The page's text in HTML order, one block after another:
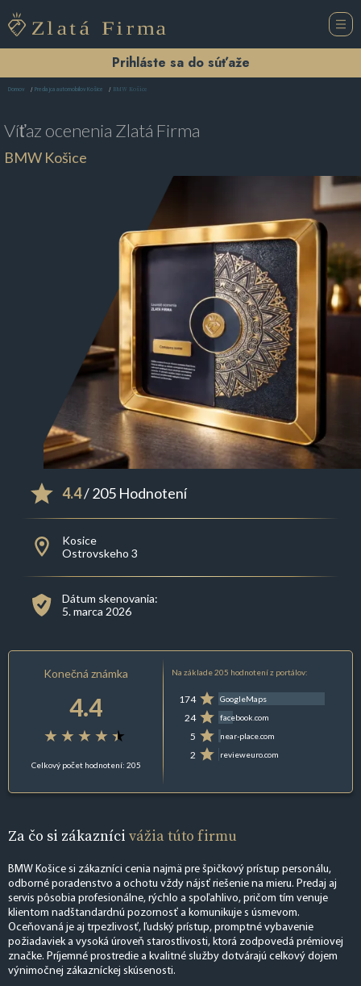
Prihláste sa do súťaže
Domov Predajca automobilov Košice BMW Košice
Víťaz ocenenia Zlatá Firma
BMW Košice
4.4/ 205 Hodnotení
Kosice
Ostrovskeho 3
Dátum skenovania:
5. marca 2026
Konečná známka
4.4
Celkový počet hodnotení: 205
Na základe 205 hodnotení z portálov:
174 GoogleMaps
24 facebook.com
5 near-place.com
2 revieweuro.com
Za čo si zákazníci vážia túto firmu
BMW Košice si zákazníci cenia najmä pre špičkový prístup personálu,
odborné poradenstvo a ochotu vždy nájsť riešenie na mieru. Predaj aj
servis pôsobia profesionálne, rýchlo a spoľahlivo, pričom tím venuje
klientom nadštandardnú pozornosť a komunikuje s úsmevom.
Oceňovaná je aj trpezlivosť, ľudský prístup, promptné vybavenie
požiadaviek a vysoká úroveň starostlivosti, ktorá zodpovedá prémiovej
značke. Príjemné prostredie a kvalitné služby dotvárajú celkový dojem
výnimočnej zákazníckej skúsenosti.